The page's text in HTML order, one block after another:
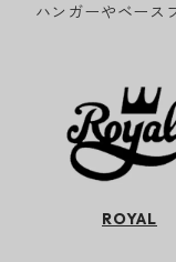
ハンガーやベース
ROYAL